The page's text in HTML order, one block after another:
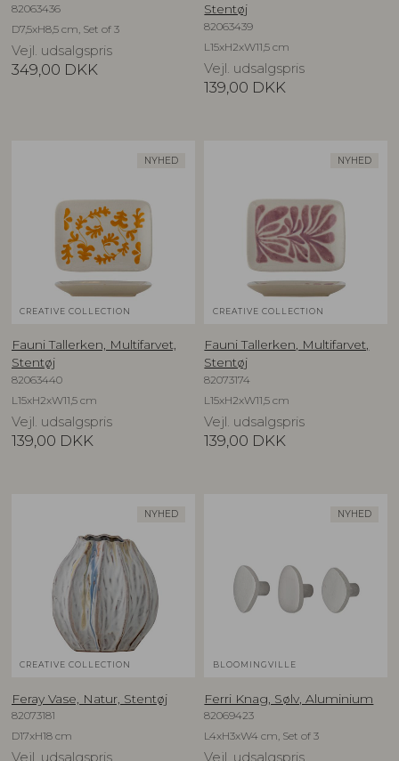
82063436
D7,5xH8,5 cm, Set of 3
Vejl. udsalgspris
349,00 DKK
Stentøj
82063439
L15xH2xW11,5 cm
Vejl. udsalgspris
139,00 DKK
NYHED
CREATIVE COLLECTION
Fauni Tallerken, Multifarvet,
Stentøj
82063440
L15xH2xW11,5 cm
Vejl. udsalgspris
139,00 DKK
NYHED
CREATIVE COLLECTION
Fauni Tallerken, Multifarvet,
Stentøj
82073174
L15xH2xW11,5 cm
Vejl. udsalgspris
139,00 DKK
NYHED
CREATIVE COLLECTION
Feray Vase, Natur, Stentøj
82073181
D17xH18 cm
Vejl. udsalgspris
NYHED
BLOOMINGVILLE
Ferri Knag, Sølv, Aluminium
82069423
L4xH3xW4 cm, Set of 3
Vejl. udsalgspris